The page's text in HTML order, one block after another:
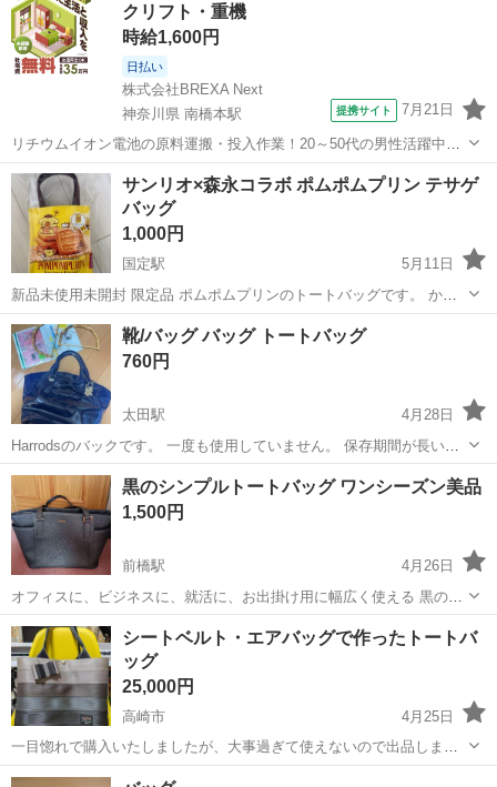
クリフト・重機
時給1,600円
日払い
株式会社BREXA Next
神奈川県 南橋本駅
提携サイト 7月21日
リチウムイオン電池の原料運搬・投入作業！20～50代の男性活躍中★
ワンルーム寮完備！赴任旅費会社負担！年間休日130日★フォークリフ
ト免許お持ちの方、活躍中！就業先食堂利用可★《神奈川県相模原
市》 人気の工場のお仕事 ◇電...
神奈川 相模原市 南橋本駅 その他
サンリオ×森永コラボ ポムポムプリン テサゲ
バッグ
1,000円
国定駅
5月11日
新品未使用未開封 限定品 ポムポムプリンのトートバッグです。 かわ
いいです。 ビスケットは期限切れなのでお付けしませんが、もし気に
なるようでしたら言ってください。
群馬 伊勢崎市 国定駅 バッグ ポムポムプリン
靴/バッグ バッグ トートバッグ
760円
太田駅
4月28日
Harrodsのバックです。 一度も使用していません。 保存期間が長いた
め、未使用ではありますがとってのほつれなどがあります。 定価は
10000円ほどだったと思います。 おまけでバックを手作りするための
型と取ってもおつけし...
群馬 太田市 バッグ
黒のシンプルトートバッグ ワンシーズン美品
1,500円
前橋駅
4月26日
オフィスに、ビジネスに、就活に、お出掛け用に幅広く使える 黒のシ
ンプルトートバッグ 内部は、間仕切りありの収納便利 6ポケット 布張
り 仕様 ワンシーズン使用の美品です✨ ※取引はプロフ参照...
群馬 渋川市 前橋駅 バッグ 間仕切り
シートベルト・エアバッグで作ったトートバ
ッグ
25,000円
高崎市
4月25日
一目惚れで購入いたしましたが、大事過ぎて使えないので出品しま
す。 Lサイズ 約30×30×マチ10 基本的に全く同じカラーのない一点物
群馬 高崎市 バッグ